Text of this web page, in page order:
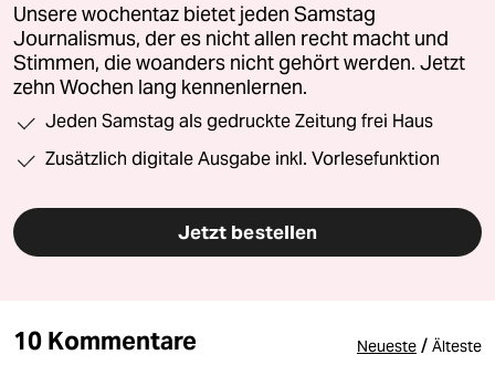
Unsere wochentaz bietet jeden Samstag
Journalismus, der es nicht allen recht macht und
Stimmen, die woanders nicht gehört werden. Jetzt
zehn Wochen lang kennenlernen.
Jeden Samstag als gedruckte Zeitung frei Haus
Zusätzlich digitale Ausgabe inkl. Vorlesefunktion
Jetzt bestellen
10 Kommentare Neueste / Älteste